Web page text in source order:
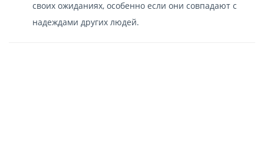
своих ожиданиях, особенно если они совпадают с
надеждами других людей.